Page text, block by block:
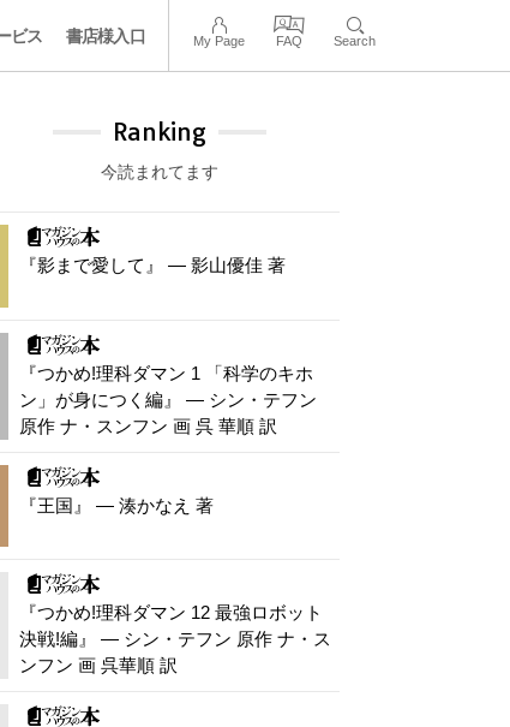
ビス 書店様入口 My Page FAQ Search
Ranking
今読まれてます
『影まで愛して』 — 影山優佳 著
『つかめ!理科ダマン 1 「科学のキホ
ン」が身につく編』 — シン・テフン
原作 ナ・スンフン 画 呉 華順 訳
『王国』 — 湊かなえ 著
『つかめ!理科ダマン 12 最強ロボット
決戦!編』 — シン・テフン 原作 ナ・ス
ンフン 画 呉華順 訳